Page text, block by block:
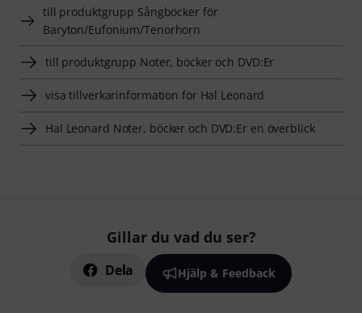
till produktgrupp Sångböcker för
Baryton/Eufonium/Tenorhorn
till produktgrupp Noter, böcker och DVD:Er
visa tillverkarinformation för Hal Leonard
Hal Leonard Noter, böcker och DVD:Er en överblick
Gillar du vad du ser?
Dela Hjälp & Feedback